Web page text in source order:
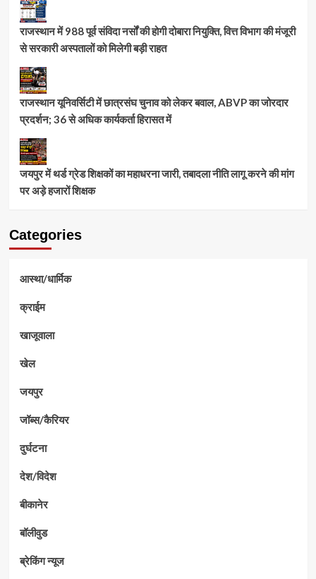
राजस्थान में 988 पूर्व संविदा नर्सों की होगी दोबारा नियुक्ति, वित्त विभाग की मंजूरी
से सरकारी अस्पतालों को मिलेगी बड़ी राहत
राजस्थान यूनिवर्सिटी में छात्रसंघ चुनाव को लेकर बवाल, ABVP का जोरदार
प्रदर्शन; 36 से अधिक कार्यकर्ता हिरासत में
जयपुर में थर्ड ग्रेड शिक्षकों का महाधरना जारी, तबादला नीति लागू करने की मांग
पर अड़े हजारों शिक्षक
Categories
आस्था/धार्मिक
क्राईम
खाजूवाला
खेल
जयपुर
जॉब्स/कैरियर
दुर्घटना
देश/विदेश
बीकानेर
बॉलीवुड
ब्रेकिंग न्यूज